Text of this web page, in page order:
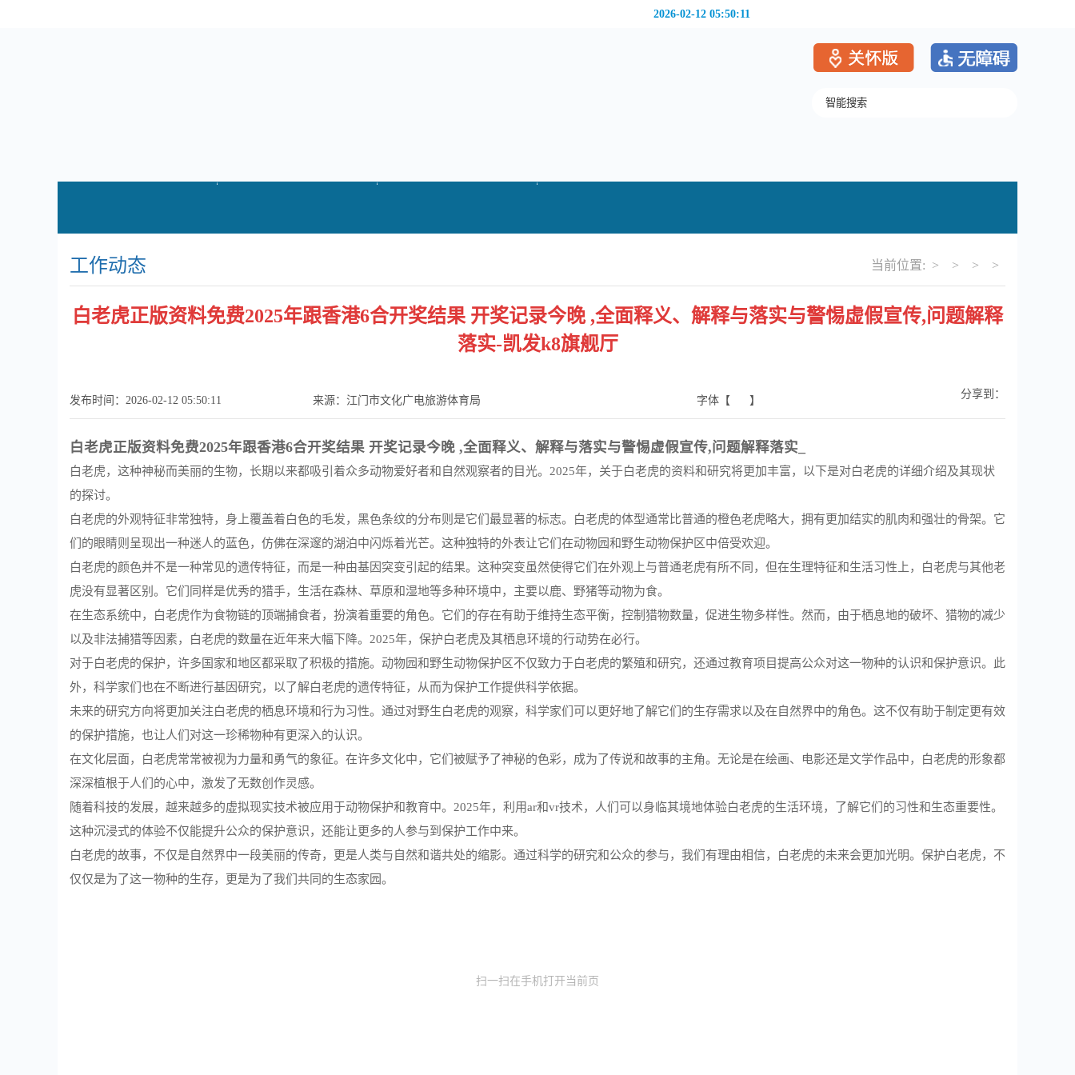
2026-02-12 05:50:11
工作动态 当前位置: > > > >
白老虎正版资料免费2025年跟香港6合开奖结果 开奖记录今晚 ,全面释义、解释与落实与警惕虚假宣传,问题解释
落实-凯发k8旗舰厅
发布时间：2026-02-12 05:50:11 来源：江门市文化广电旅游体育局 字体【 】
分享到：
白老虎正版资料免费2025年跟香港6合开奖结果 开奖记录今晚 ,全面释义、解释与落实与警惕虚假宣传,问题解释落实_
白老虎，这种神秘而美丽的生物，长期以来都吸引着众多动物爱好者和自然观察者的目光。2025年，关于白老虎的资料和研究将更加丰富，以下是对白老虎的详细介绍及其现状
的探讨。
白老虎的外观特征非常独特，身上覆盖着白色的毛发，黑色条纹的分布则是它们最显著的标志。白老虎的体型通常比普通的橙色老虎略大，拥有更加结实的肌肉和强壮的骨架。它
们的眼睛则呈现出一种迷人的蓝色，仿佛在深邃的湖泊中闪烁着光芒。这种独特的外表让它们在动物园和野生动物保护区中倍受欢迎。
白老虎的颜色并不是一种常见的遗传特征，而是一种由基因突变引起的结果。这种突变虽然使得它们在外观上与普通老虎有所不同，但在生理特征和生活习性上，白老虎与其他老
虎没有显著区别。它们同样是优秀的猎手，生活在森林、草原和湿地等多种环境中，主要以鹿、野猪等动物为食。
在生态系统中，白老虎作为食物链的顶端捕食者，扮演着重要的角色。它们的存在有助于维持生态平衡，控制猎物数量，促进生物多样性。然而，由于栖息地的破坏、猎物的减少
以及非法捕猎等因素，白老虎的数量在近年来大幅下降。2025年，保护白老虎及其栖息环境的行动势在必行。
对于白老虎的保护，许多国家和地区都采取了积极的措施。动物园和野生动物保护区不仅致力于白老虎的繁殖和研究，还通过教育项目提高公众对这一物种的认识和保护意识。此
外，科学家们也在不断进行基因研究，以了解白老虎的遗传特征，从而为保护工作提供科学依据。
未来的研究方向将更加关注白老虎的栖息环境和行为习性。通过对野生白老虎的观察，科学家们可以更好地了解它们的生存需求以及在自然界中的角色。这不仅有助于制定更有效
的保护措施，也让人们对这一珍稀物种有更深入的认识。
在文化层面，白老虎常常被视为力量和勇气的象征。在许多文化中，它们被赋予了神秘的色彩，成为了传说和故事的主角。无论是在绘画、电影还是文学作品中，白老虎的形象都
深深植根于人们的心中，激发了无数创作灵感。
随着科技的发展，越来越多的虚拟现实技术被应用于动物保护和教育中。2025年，利用ar和vr技术，人们可以身临其境地体验白老虎的生活环境，了解它们的习性和生态重要性。
这种沉浸式的体验不仅能提升公众的保护意识，还能让更多的人参与到保护工作中来。
白老虎的故事，不仅是自然界中一段美丽的传奇，更是人类与自然和谐共处的缩影。通过科学的研究和公众的参与，我们有理由相信，白老虎的未来会更加光明。保护白老虎，不
仅仅是为了这一物种的生存，更是为了我们共同的生态家园。
扫一扫在手机打开当前页